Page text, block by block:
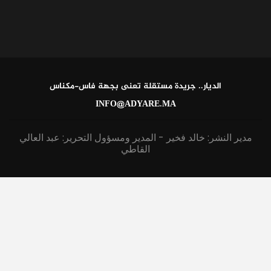
الديار.. جريدة مستقلة تعنى بجهة فاس-مكناس
INFO@ADYARE.MA
مدير النشر: خالد فخير - المدير ومسؤول التحرير: عبد العالي
القاطي